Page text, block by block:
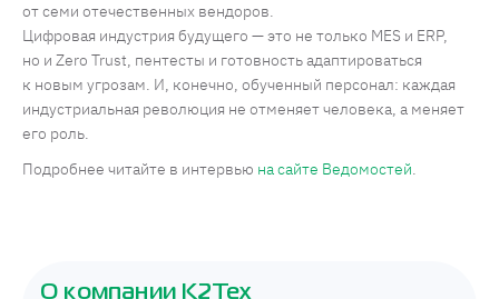
от семи отечественных вендоров.
Цифровая индустрия будущего — это не только MES и ERP,
но и Zero Trust, пентесты и готовность адаптироваться
к новым угрозам. И, конечно, обученный персонал: каждая
индустриальная революция не отменяет человека, а меняет
его роль.
Подробнее читайте в интервью на сайте Ведомостей.
О компании К2Тех